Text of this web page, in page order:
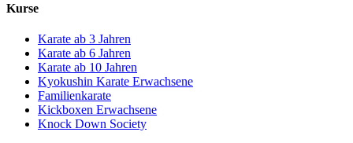
Kurse
Karate ab 3 Jahren
Karate ab 6 Jahren
Karate ab 10 Jahren
Kyokushin Karate Erwachsene
Familienkarate
Kickboxen Erwachsene
Knock Down Society